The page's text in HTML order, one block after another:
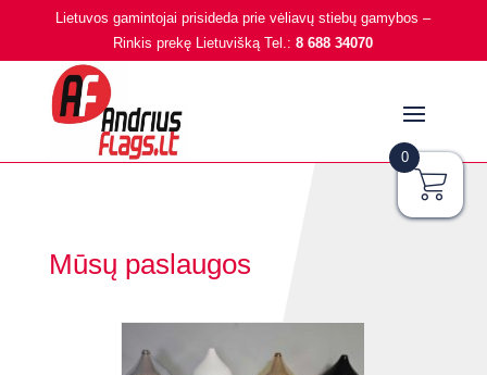
Lietuvos gamintojai prisideda prie vėliavų stiebų gamybos –
Rinkis prekę Lietuvišką Tel.:8 688 34070
Mūsų paslaugos
0